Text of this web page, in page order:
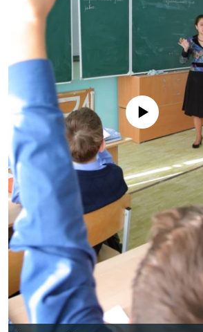
No media source currently